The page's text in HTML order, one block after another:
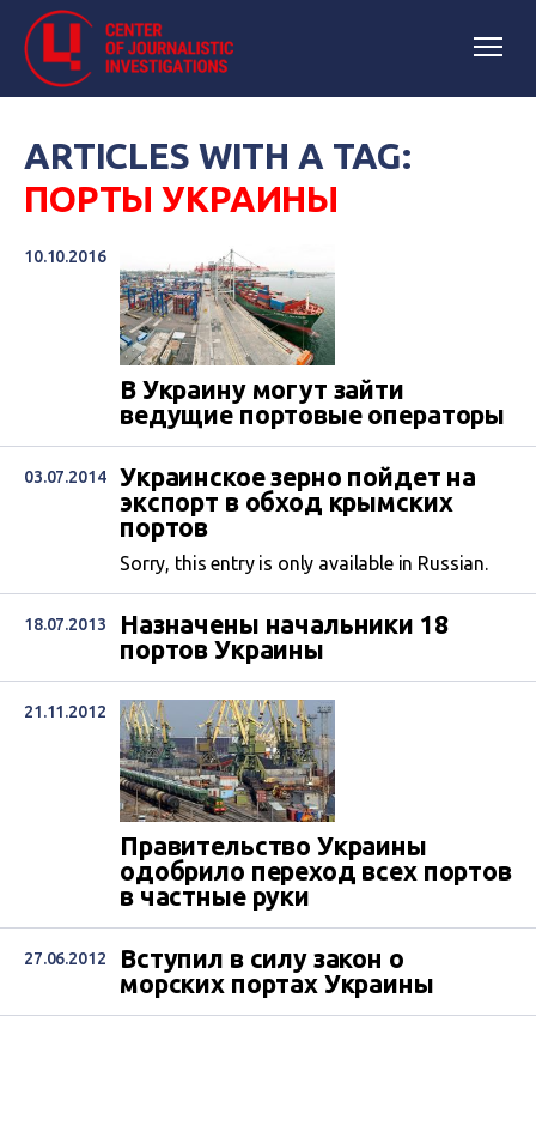
ARTICLES WITH A TAG:
ПОРТЫ УКРАИНЫ
10.10.2016
В Украину могут зайти
ведущие портовые операторы
03.07.2014
Украинское зерно пойдет на
экспорт в обход крымских
портов
Sorry, this entry is only available in Russian.
18.07.2013
Назначены начальники 18
портов Украины
21.11.2012
Правительство Украины
одобрило переход всех портов
в частные руки
27.06.2012
Вступил в силу закон о
морских портах Украины